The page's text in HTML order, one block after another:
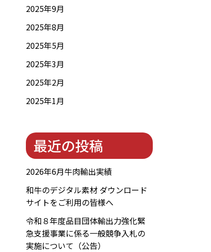
2025年9月
2025年8月
2025年5月
2025年3月
2025年2月
2025年1月
最近の投稿
2026年6月牛肉輸出実績
和牛のデジタル素材 ダウンロード
サイトをご利用の皆様へ
令和８年度品目団体輸出力強化緊
急支援事業に係る一般競争入札の
実施について（公告）